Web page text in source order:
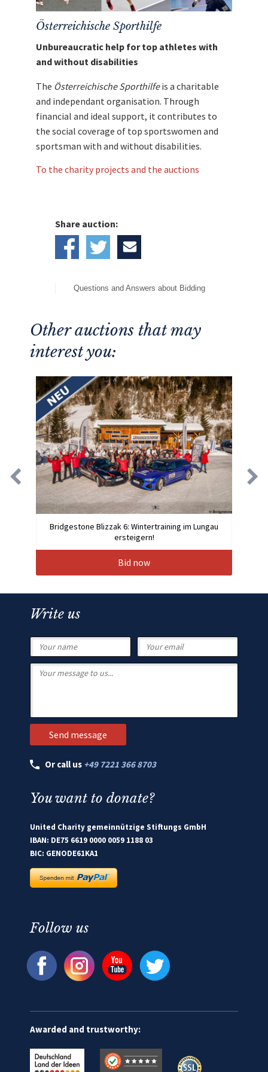
Österreichische Sporthilfe
Unbureaucratic help for top athletes with
and without disabilities
The Österreichische Sporthilfeis a charitable
and independant organisation. Through
financial and ideal support, it contributes to
the social coverage of top sportswomen and
sportsman with and without disabilities.
To the charity projects and the auctions
Share auction:
Questions and Answers about Bidding
Other auctions that may
interest you:
Bridgestone Blizzak 6: Wintertraining im Lungau
ersteigern!
Bid now
Write us
Or call us +49 7221 366 8703
You want to donate?
United Charity gemeinnützige Stiftungs GmbH
IBAN: DE75 6619 0000 0059 1188 03
BIC: GENODE61KA1
Follow us
Awarded and trustworthy: